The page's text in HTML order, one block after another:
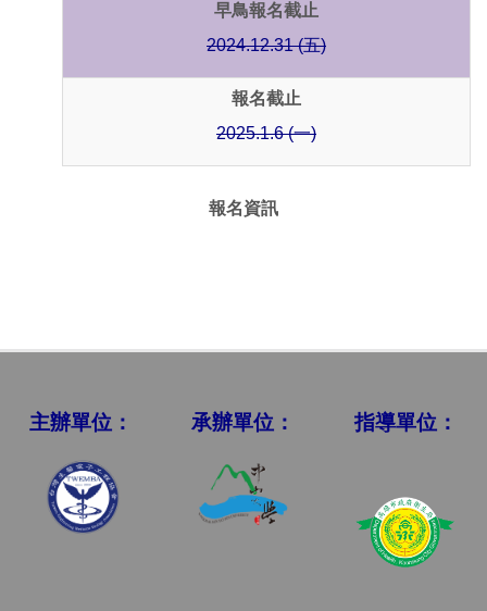
早鳥報名截止
2024.12.31 (五)
報名截止
2025.1.6 (一)
報名資訊
主辦單位： 承辦單位： 指導單位：